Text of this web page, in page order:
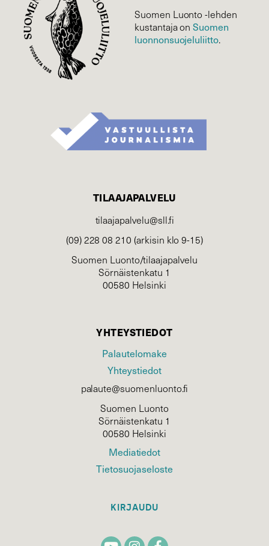
Suomen Luonto -lehden
kustantaja onSuomen
luonnonsuojelu­liitto.
TILAAJAPALVELU
tilaajapalvelu@sll.fi
(09) 228 08 210 (arkisin klo 9-15)
Suomen Luonto/tilaajapalvelu
Sörnäistenkatu 1
00580 Helsinki
YHTEYSTIEDOT
Palautelomake
Yhteystiedot
palaute@suomenluonto.fi
Suomen Luonto
Sörnäistenkatu 1
00580 Helsinki
Mediatiedot
Tietosuojaseloste
KIRJAUDU